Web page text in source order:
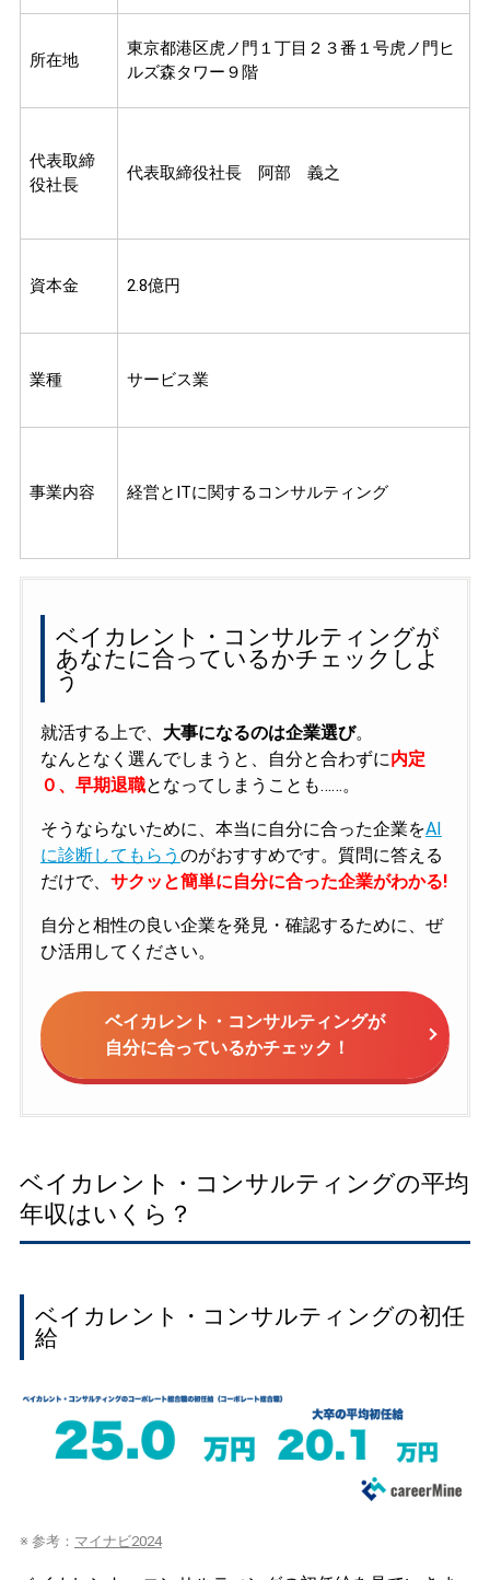
所在地
東京都港区虎ノ門１丁目２３番１号虎ノ門ヒ
ルズ森タワー９階
代表取締
役社長
代表取締役社長 阿部 義之
資本金 2.8億円
業種 サービス業
事業内容 経営とITに関するコンサルティング
ベイカレント・コンサルティングが
あなたに合っているかチェックしよ
う
就活する上で、 大事になるのは企業選び。
なんとなく選んでしまうと、自分と合わずに内定
０、早期退職となってしまうことも……。
そうならないために、本当に自分に合った企業をAI
に診断してもらう のがおすすめです。質問に答える
だけで、 サクッと簡単に自分に合った企業がわかる!
自分と相性の良い企業を発見・確認するために、ぜ
ひ活用してください。
ベイカレント・コンサルティングが
自分に合っているかチェック！
ベイカレント・コンサルティングの平均
年収はいくら？
ベイカレント・コンサルティングの初任
給
※ 参考： マイナビ2024